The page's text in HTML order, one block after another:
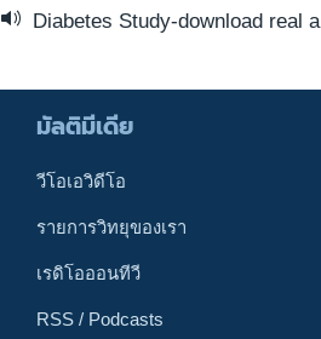
Diabetes Study-download real
มัลติมีเดีย
วีโอเอวิดีโอ
รายการวิทยุของเรา
เรดิโอออนทีวี
RSS / Podcasts